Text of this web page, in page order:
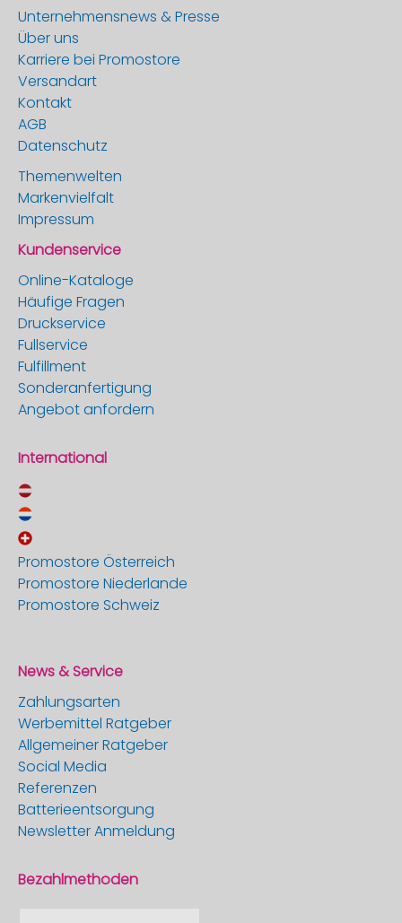
Unternehmensnews & Presse
Über uns
Karriere bei Promostore
Versandart
Kontakt
AGB
Datenschutz
Themenwelten
Markenvielfalt
Impressum
Kundenservice
Online-Kataloge
Häufige Fragen
Druckservice
Fullservice
Fulfillment
Sonderanfertigung
Angebot anfordern
International
Promostore Österreich
Promostore Niederlande
Promostore Schweiz
News & Service
Zahlungsarten
Werbemittel Ratgeber
Allgemeiner Ratgeber
Social Media
Referenzen
Batterieentsorgung
Newsletter Anmeldung
Bezahlmethoden